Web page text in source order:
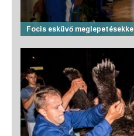
Focis esküvő meglepetésekkel